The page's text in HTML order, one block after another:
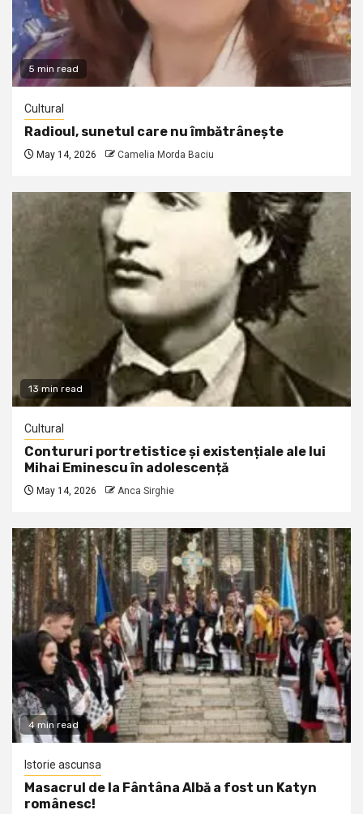
5 min read
Cultural
Radioul, sunetul care nu îmbătrânește
May 14, 2026 Camelia Morda Baciu
13 min read
Cultural
Contururi portretistice și existențiale ale lui
Mihai Eminescu în adolescență
May 14, 2026 Anca Sirghie
4 min read
Istorie ascunsa
Masacrul de la Fântâna Albă a fost un Katyn
românesc!